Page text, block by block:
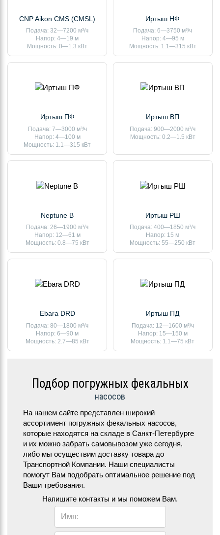
CNP Aikon CMS (CMSL)
Подача: 32—7200 м³/ч
Напор: 4—19 м
Мощность: 0—1.3 кВт
Иртыш НФ
Подача: 6—3750 м³/ч
Напор: 4—95 м
Мощность: 1.1—315 кВт
Иртыш ПФ
Подача: 7—3000 м³/ч
Напор: 4—100 м
Мощность: 1.1—315 кВт
Иртыш ВП
Подача: 900—2000 м³/ч
Мощность: 0.2—1.5 кВт
Neptune B
Подача: 26—1900 м³/ч
Напор: 12—61 м
Мощность: 0.8—75 кВт
Иртыш РШ
Подача: 400—1850 м³/ч
Напор: 15 м
Мощность: 55—250 кВт
Ebara DRD
Подача: 80—1800 м³/ч
Напор: 6—90 м
Мощность: 2.7—85 кВт
Иртыш ПД
Подача: 12—1600 м³/ч
Напор: 15—150 м
Мощность: 1.1—75 кВт
Подбор погружных фекальных
насосов
На нашем сайте представлен широкий
ассортимент погружных фекальных насосов,
которые находятся на складе в Санкт-Петербурге
и их можно забрать самовывозом уже сегодня,
либо мы осуществим доставку товара до
Транспортной Компании. Наши специалисты
помогут Вам подобрать оптимальное решение под
Ваши требования.
Напишите контакты и мы поможем Вам.
Имя: